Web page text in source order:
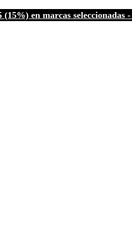
en marcas seleccionadas